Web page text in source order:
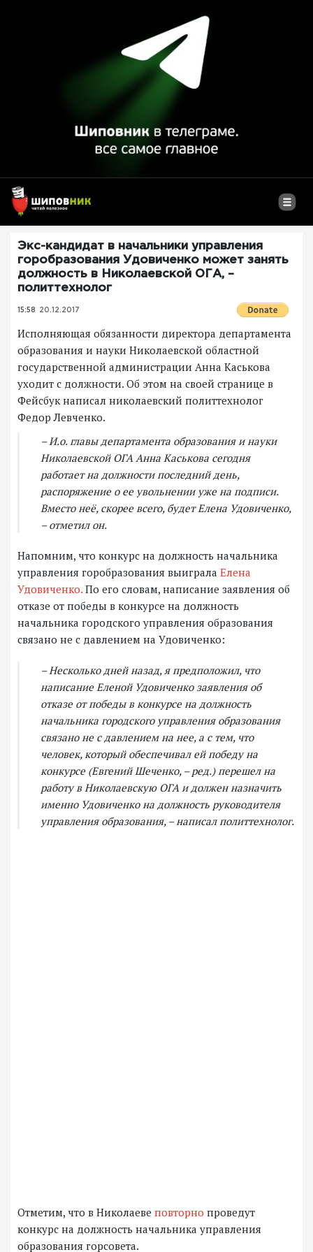
Экс-кандидат в начальники управления
горобразования Удовиченко может занять
должность в Николаевской ОГА, –
политтехнолог
15:58 20.12.2017
Исполняющая обязанности директора департамента
образования и науки Николаевской областной
государственной администрации Анна Каськова
уходит с должности. Об этом на своей странице в
Фейсбук написал николаевский политтехнолог
Федор Левченко.
– И.о. главы департамента образования и науки
Николаевской ОГА Анна Каськова сегодня
работает на должности последний день,
распоряжение о ее увольнении уже на подписи.
Вместо неё, скорее всего, будет Елена Удовиченко,
– отметил он.
Напомним, что конкурс на должность начальника
управления горобразования выиграла Елена
Удовиченко. По его словам, написание заявления об
отказе от победы в конкурсе на должность
начальника городского управления образования
связано не с давлением на Удовиченко:
– Несколько дней назад, я предположил, что
написание Еленой Удовиченко заявления об
отказе от победы в конкурсе на должность
начальника городского управления образования
связано не с давлением на нее, а с тем, что
человек, который обеспечивал ей победу на
конкурсе (Евгений Шеченко, – ред.) перешел на
работу в Николаевскую ОГА и должен назначить
именно Удовиченко на должность руководителя
управления образования, – написал политтехнолог.
Отметим, что в Николаеве повторно проведут
конкурс на должность начальника управления
образования горсовета.